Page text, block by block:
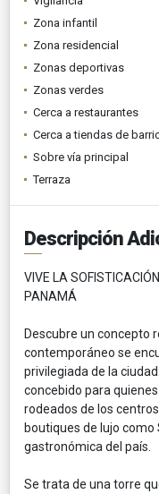
Zona infantil
Zona residencial
Zonas deportivas
Zonas verdes
Cerca a restaurantes
Cerca a tiendas de
Sobre vía principal
Terraza
Descripción
VIVE LA
PANAMÁ
Descubre un concepto
contemporáneo se
privilegiada de la
concebido para
rodeados de los
boutiques de lujo
gastronómica del país.
Se trata de una torre